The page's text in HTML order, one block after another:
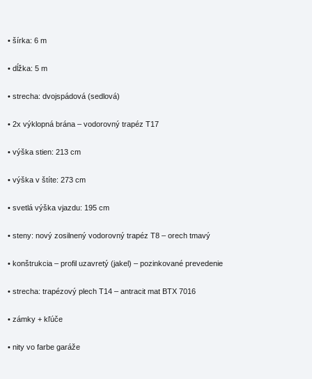
• šírka: 6 m
• dĺžka: 5 m
• strecha: dvojspádová (sedlová)
• 2x výklopná brána – vodorovný trapéz T17
• výška stien: 213 cm
• výška v štíte: 273 cm
• svetlá výška vjazdu: 195 cm
• steny: nový zosilnený vodorovný trapéz T8 – orech tmavý
• konštrukcia – profil uzavretý (jakel) – pozinkované prevedenie
• strecha: trapézový plech T14 – antracit mat BTX 7016
• zámky + kľúče
• nity vo farbe garáže